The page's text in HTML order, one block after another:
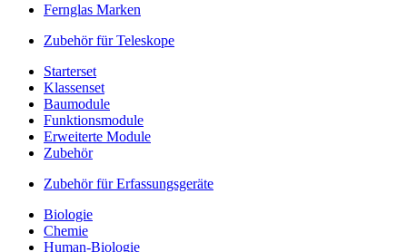
Fernglas Marken
Zubehör für Teleskope
Starterset
Klassenset
Baumodule
Funktionsmodule
Erweiterte Module
Zubehör
Zubehör für Erfassungsgeräte
Biologie
Chemie
Human-Biologie